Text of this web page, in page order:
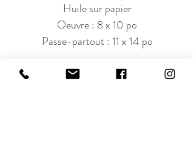
Huile sur papier
Oeuvre : 8 x 10 po
Passe-partout : 11 x 14 po